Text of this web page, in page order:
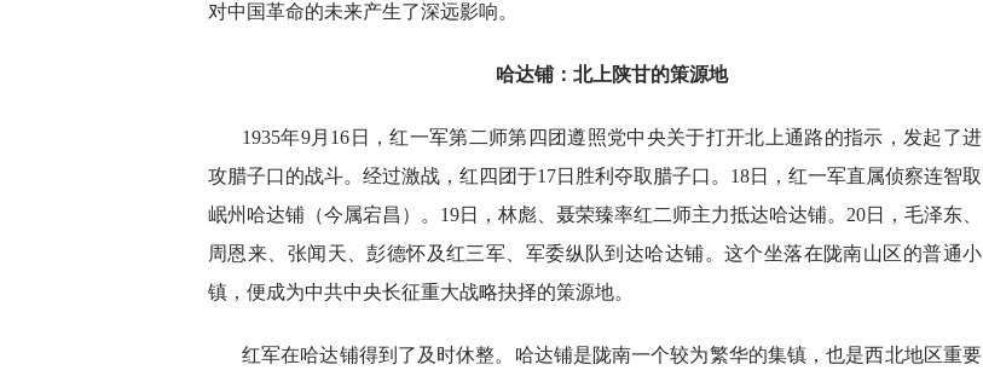
对中国革命的未来产生了深远影响。
哈达铺：北上陕甘的策源地
1935年9月16日，红一军第二师第四团遵照党中央关于打开北上通路的指示，发起了进
攻腊子口的战斗。经过激战，红四团于17日胜利夺取腊子口。18日，红一军直属侦察连智取
岷州哈达铺（今属宕昌）。19日，林彪、聂荣臻率红二师主力抵达哈达铺。20日，毛泽东、
周恩来、张闻天、彭德怀及红三军、军委纵队到达哈达铺。这个坐落在陇南山区的普通小
镇，便成为中共中央长征重大战略抉择的策源地。
红军在哈达铺得到了及时休整。哈达铺是陇南一个较为繁华的集镇，也是西北地区重要